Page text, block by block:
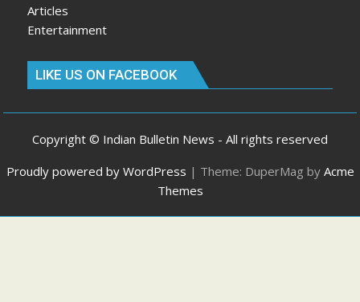
Articles
Entertainment
LIKE US ON FACEBOOK
Copyright © Indian Bulletin News - All rights reserved
Proudly powered by WordPress | Theme: DuperMag by Acme
Themes